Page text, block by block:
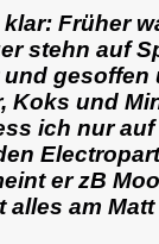
Früher
stehn auf
gesoffen
Koks und
ich nur
er zB
alles am